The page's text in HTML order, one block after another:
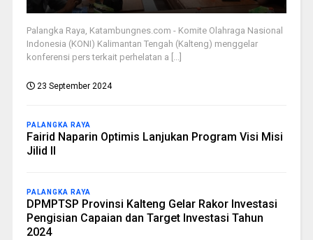
Palangka Raya, Katambungnes.com - Komite Olahraga Nasional
Indonesia (KONI) Kalimantan Tengah (Kalteng) menggelar
konferensi pers terkait perhelatan a [...]
23 September 2024
PALANGKA RAYA
Fairid Naparin Optimis Lanjukan Program Visi Misi
Jilid II
PALANGKA RAYA
DPMPTSP Provinsi Kalteng Gelar Rakor Investasi
Pengisian Capaian dan Target Investasi Tahun
2024